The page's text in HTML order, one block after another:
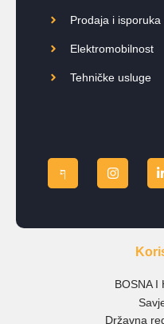
Prodaja i isporuka
Elektromobilnost
Tehničke usluge
BOSNA I
Državna